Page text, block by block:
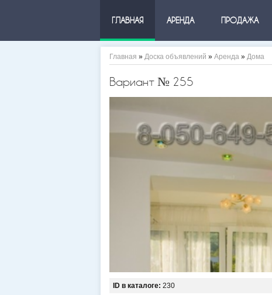
ГЛАВНАЯ АРЕНДА ПРОДАЖА
Главная » Доска объявлений » Аренда » Дома
Вариант № 255
ID в каталоге: 230